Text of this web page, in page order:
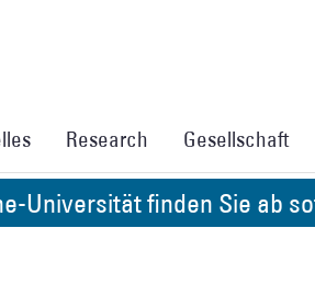
Research Gesellschaft
Universität finden Sie ab